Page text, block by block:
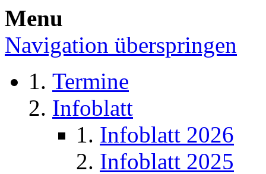
Menu
Navigation überspringen
Termine
Infoblatt
Infoblatt 2026
Infoblatt 2025